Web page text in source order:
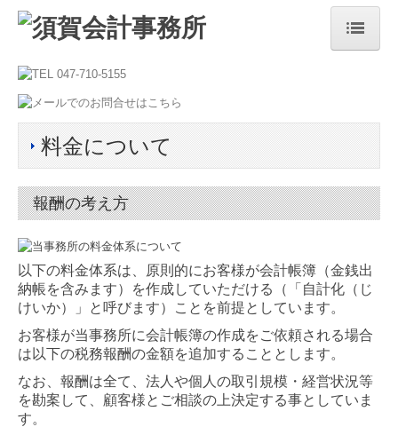
ホーム
事務所紹介
ごあいさつ
所長紹介
当事務所の特長
業務案内
料金について
お問合せ
個人情報保護方針
料金について
報酬の考え方
以下の料金体系は、原則的にお客様が会計帳簿（金銭出
納帳を含みます）を作成していただける（「自計化（じ
けいか）」と呼びます）ことを前提としています。
お客様が当事務所に会計帳簿の作成をご依頼される場合
は以下の税務報酬の金額を追加することとします。
なお、報酬は全て、法人や個人の取引規模・経営状況等
を勘案して、顧客様とご相談の上決定する事としていま
す。